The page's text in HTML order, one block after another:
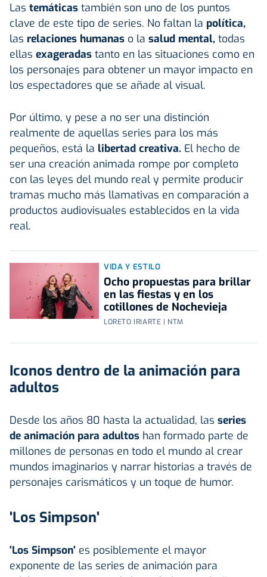
Las temáticas también son uno de los puntos
clave de este tipo de series. No faltan la política,
las relaciones humanas o la salud mental, todas
ellas exageradas tanto en las situaciones como en
los personajes para obtener un mayor impacto en
los espectadores que se añade al visual.
Por último, y pese a no ser una distinción
realmente de aquellas series para los más
pequeños, está la libertad creativa. El hecho de
ser una creación animada rompe por completo
con las leyes del mundo real y permite producir
tramas mucho más llamativas en comparación a
productos audiovisuales establecidos en la vida
real.
VIDA Y ESTILO
Ocho propuestas para brillar
en las fiestas y en los
cotillones de Nochevieja
LORETO IRIARTE | NTM
Iconos dentro de la animación para
adultos
Desde los años 80 hasta la actualidad, las series
de animación para adultos han formado parte de
millones de personas en todo el mundo al crear
mundos imaginarios y narrar historias a través de
personajes carismáticos y un toque de humor.
'Los Simpson'
'Los Simpson' es posiblemente el mayor
exponente de las series de animación para